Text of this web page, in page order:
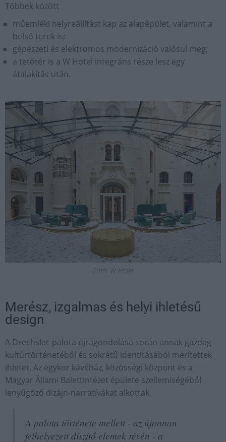
Többek között
műemléki helyreállítást kap az alapépület, valamint a
belső terek is;
gépészeti és elektromos modernizáció valósul meg;
a tetőtér is a W Hotel integráns része lesz egy
átalakítás után.
Fotó: W Hotel
Merész, izgalmas és helyi ihletésű
design
A Drechsler-palota újragondolása során annak gazdag
kultúrtörténetéből és sokrétű identitásából merítettek
ihletet. Az egykor kávéház, közösségi központ és a
Magyar Állami Balettintézet épülete szellemiségéből
lenyűgöző dizájn-narratívákat alkottak.
A palota története mellett - az újonnan
felhelyezett díszítő elemek révén - a